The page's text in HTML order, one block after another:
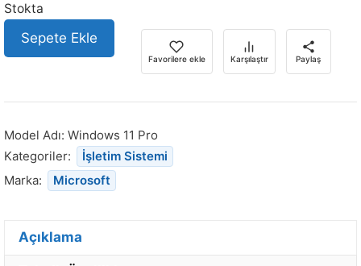
Stokta
Sepete Ekle
Favorilere ekle Karşılaştır Paylaş
Model Adı: Windows 11 Pro
Kategoriler:
İşletim Sistemi
Marka:
Microsoft
Açıklama